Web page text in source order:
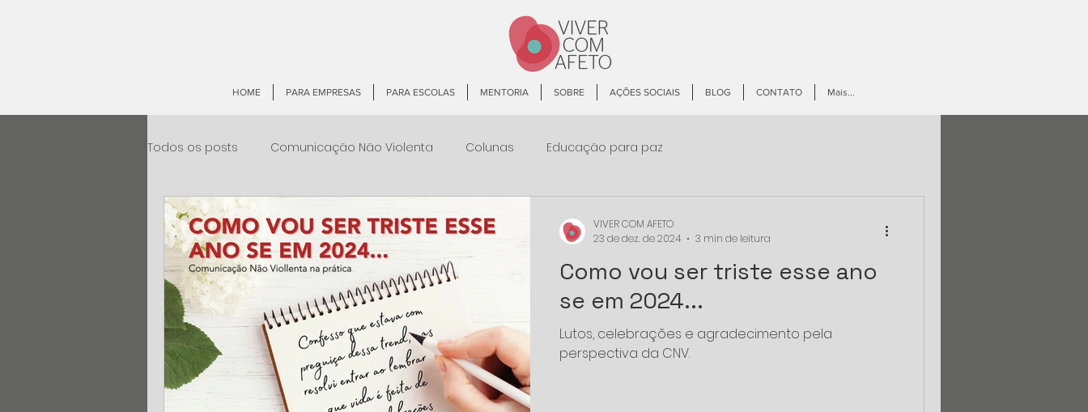
HOME PARA EMPRESAS PARA ESCOLAS MENTORIA SOBRE AÇÕES SOCIAIS BLOG CONTATO Mais...
Todos os posts Comunicação Não Violenta Colunas Educação para paz
Como vou ser triste esse ano
se em 2024...
Lutos, celebrações e agradecimento pela
perspectiva da CNV.
VIVER COM AFETO
23 de dez. de 2024
3 min de leitura